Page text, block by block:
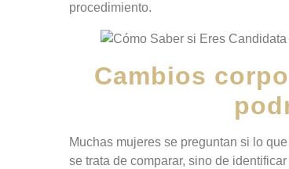
procedimiento.
Cambios
Muchas mujeres se preguntan si lo
se trata de comparar, sino de